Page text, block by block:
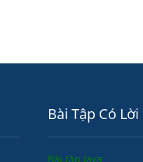
Bài Tập Có Lời
Bài tập Java